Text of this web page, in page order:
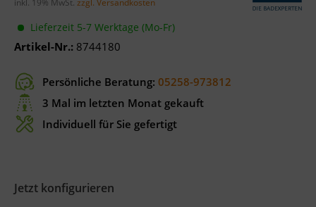
inkl. 19% MwSt. zzgl. Versandkosten
Lieferzeit 5-7 Werktage (Mo-Fr)
Artikel-Nr.: 8744180
Persönliche Beratung: 05258-973812
3 Mal im letzten Monat gekauft
Individuell für Sie gefertigt
Jetzt konfigurieren